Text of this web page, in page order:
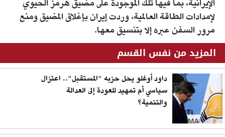
الإيرانية، بما فيها تلك الموجودة على مضيق هرمز الحيوي
لإمدادات الطاقة العالمية، وردت إيران بإغلاق المضيق ومنع
مرور السفن عبره إلا بتنسيق معها.
المزيد من نفس القسم
داود أوغلو يحل حزبه "المستقبل".. اعتزال
سياسي أم تمهيد للعودة إلى العدالة
والتنمية؟